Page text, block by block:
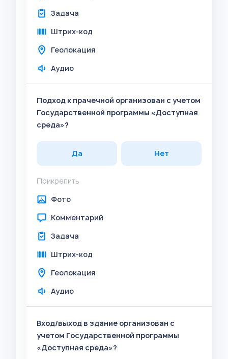
Задача
Штрих-код
Геолокация
Аудио
Подход к прачечной организован с учетом
Государственной программы «Доступная
среда»?
Да Нет
Прикрепить
Фото
Комментарий
Задача
Штрих-код
Геолокация
Аудио
Вход/выход в здание организован с
учетом Государственной программы
«Доступная среда»?